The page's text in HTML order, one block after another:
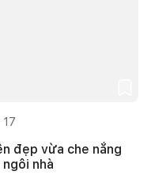
17
đẹp vừa che nắng
nhà